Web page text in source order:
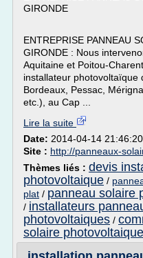
GIRONDE
ENTREPRISE PANNEAU
GIRONDE : Nous
Aquitaine et Poitou-
installateur photovoltaïque
Bordeaux, Pessac,
etc.), au Cap ...
Lire la suite
Date: 2014-04-14 21:46:20
Site : http://panneaux-
Thèmes liés : devis
photovoltaique /
plat / panneau solaire
/ installateurs
photovoltaiques /
solaire photovoltaique